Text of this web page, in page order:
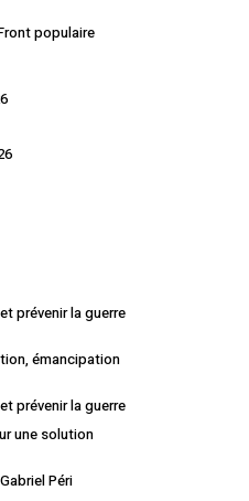
populaire
prévenir la guerre
émancipation
prévenir la guerre
une solution
Péri